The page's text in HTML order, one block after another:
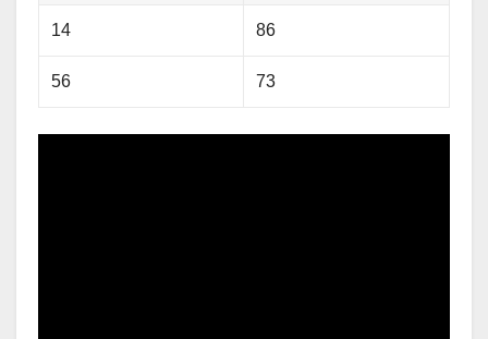
14 86
56 73